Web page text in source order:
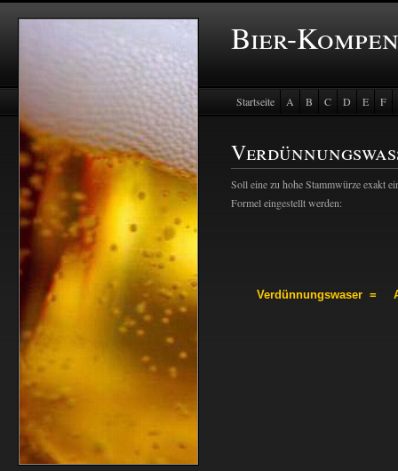
Bier-
Startseite A B C D E
F
Soll eine zu hohe Stammwürze exakt
Formel eingestellt werden:
Verdünnungswaser =